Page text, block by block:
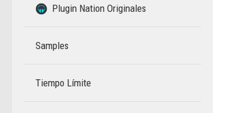
Plugin Nation Originales
–
Samples
Tiempo Límite
–